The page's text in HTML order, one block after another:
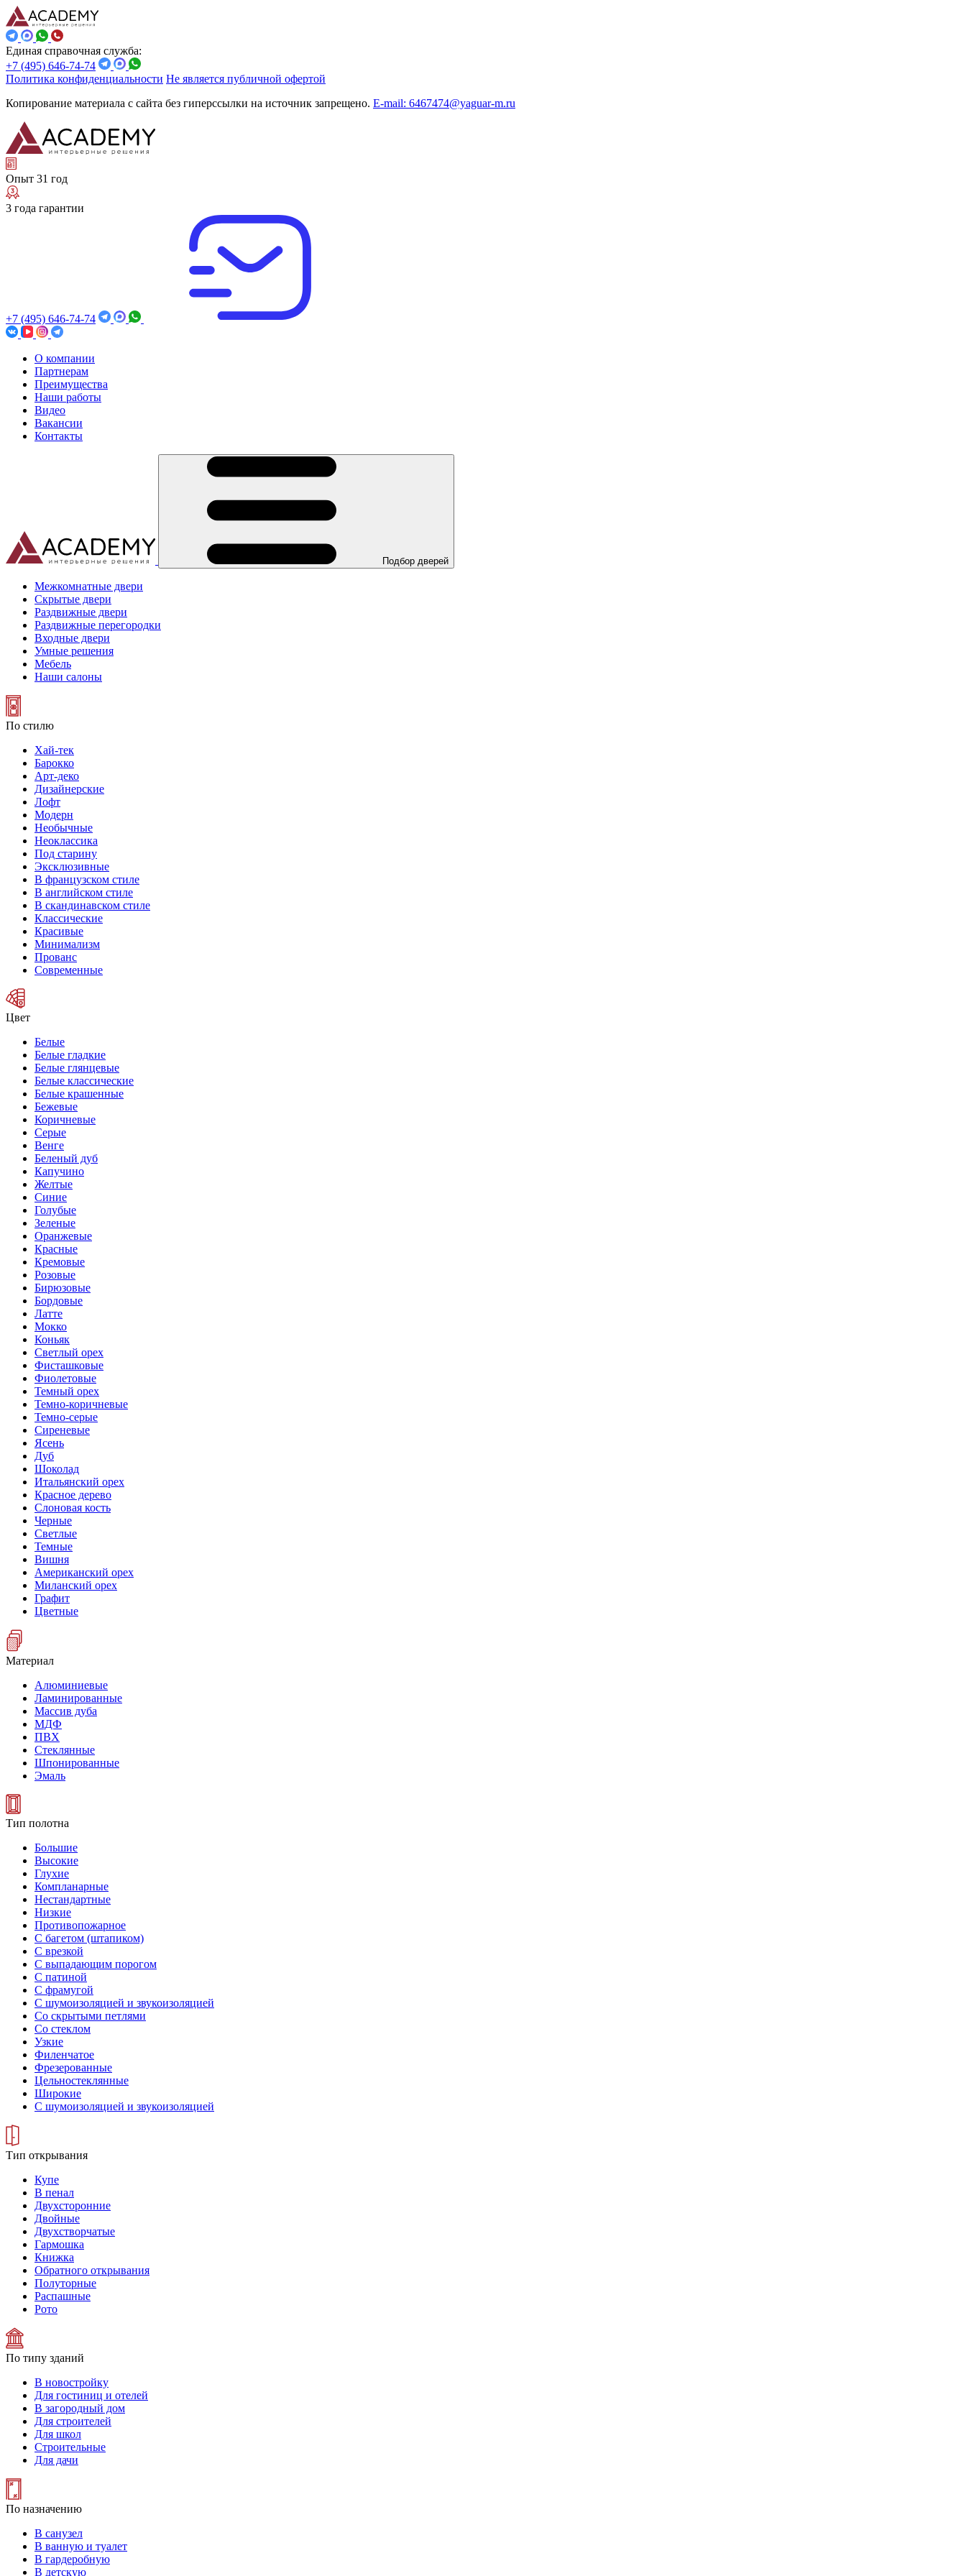
Единая справочная служба:
+7 (495) 646-74-74
Политика конфиденциальности Не является публичной офертой
Копирование материала с сайта без гиперссылки на источник запрещено. E-mail: 6467474@yaguar-m.ru
Опыт 31 год
3 года гарантии
+7 (495) 646-74-74
О компании
Партнерам
Преимущества
Наши работы
Видео
Вакансии
Контакты
Подбор дверей
Межкомнатные двери
Скрытые двери
Раздвижные двери
Раздвижные перегородки
Входные двери
Умные решения
Мебель
Наши салоны
По стилю
Хай-тек
Барокко
Арт-деко
Дизайнерские
Лофт
Модерн
Необычные
Неоклассика
Под старину
Эксклюзивные
В французском стиле
В английском стиле
В скандинавском стиле
Классические
Красивые
Минимализм
Прованс
Современные
Цвет
Белые
Белые гладкие
Белые глянцевые
Белые классические
Белые крашенные
Бежевые
Коричневые
Серые
Венге
Беленый дуб
Капучино
Желтые
Синие
Голубые
Зеленые
Оранжевые
Красные
Кремовые
Розовые
Бирюзовые
Бордовые
Латте
Мокко
Коньяк
Светлый орех
Фисташковые
Фиолетовые
Темный орех
Темно-коричневые
Темно-серые
Сиреневые
Ясень
Дуб
Шоколад
Итальянский орех
Красное дерево
Слоновая кость
Черные
Светлые
Темные
Вишня
Американский орех
Миланский орех
Графит
Цветные
Материал
Алюминиевые
Ламинированные
Массив дуба
МДФ
ПВХ
Стеклянные
Шпонированные
Эмаль
Тип полотна
Большие
Высокие
Глухие
Компланарные
Нестандартные
Низкие
Противопожарное
С багетом (штапиком)
С врезкой
С выпадающим порогом
С патиной
С фрамугой
С шумоизоляцией и звукоизоляцией
Со скрытыми петлями
Со стеклом
Узкие
Филенчатое
Фрезерованные
Цельностеклянные
Широкие
С шумоизоляцией и звукоизоляцией
Тип открывания
Купе
В пенал
Двухсторонние
Двойные
Двухстворчатые
Гармошка
Книжка
Обратного открывания
Полуторные
Распашные
Рото
По типу зданий
В новостройку
Для гостиниц и отелей
В загородный дом
Для строителей
Для школ
Строительные
Для дачи
По назначению
В санузел
В ванную и туалет
В гардеробную
В детскую